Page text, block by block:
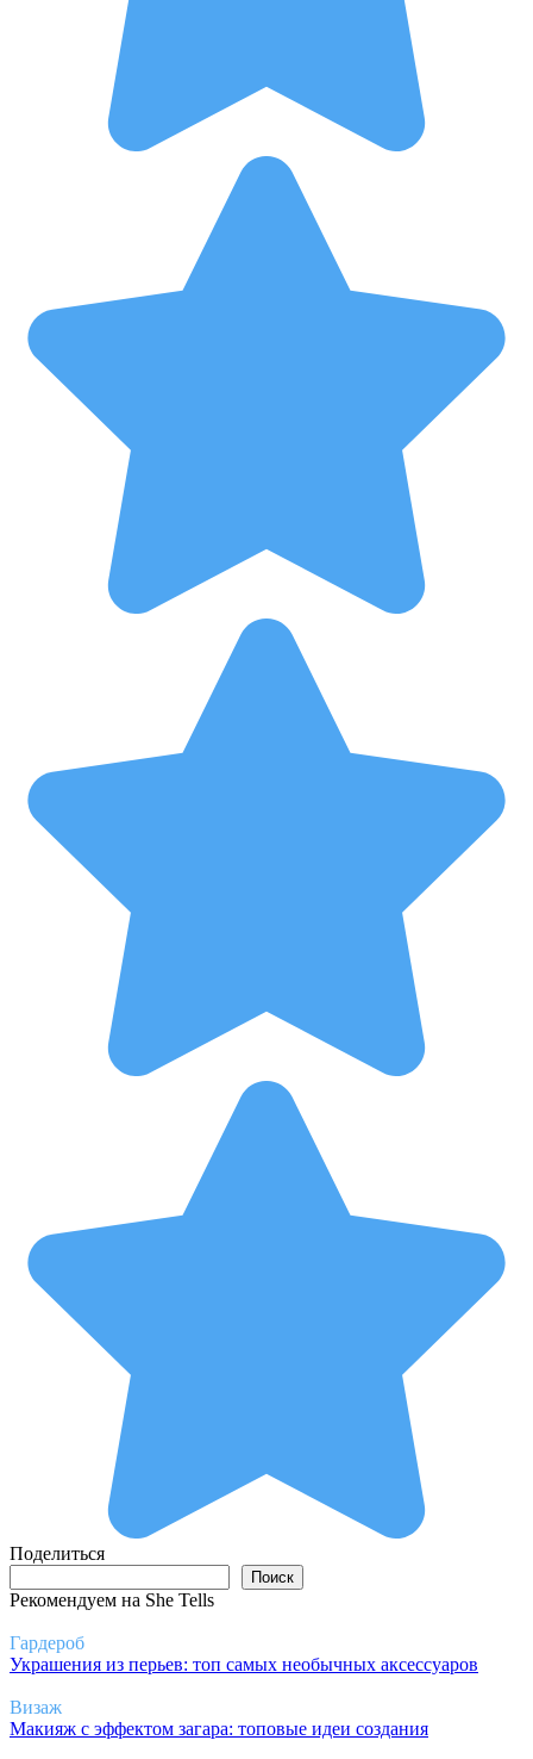
Поделиться
Поиск
Рекомендуем на She Tells
Гардероб
Украшения из перьев: топ самых необычных аксессуаров
Визаж
Макияж с эффектом загара: топовые идеи создания